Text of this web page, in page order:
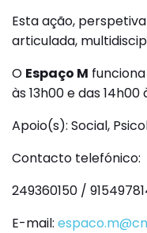
Esta ação,
articulada,
O Espaço M
às 13h00 e das 14h00
Apoio(s): Social,
Contacto telefónico:
249360150 /
E-mail: